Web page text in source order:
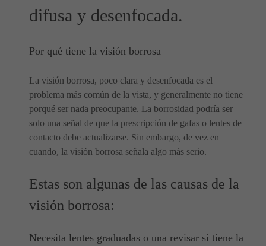
difusa y desenfocada.
Por qué tiene la visión borrosa
La visión borrosa, poco clara y desenfocada es el
problema más común de la vista, y generalmente no tiene
porqué ser nada preocupante. La borrosidad podría ser
solo una señal de que la prescripción de gafas o lentes de
contacto debe actualizarse. Sin embargo, de vez en
cuando, la visión borrosa señala algo más serio.
Estas son algunas de las causas de la
visión borrosa:
Necesita lentes graduadas o una revisar si tiene la